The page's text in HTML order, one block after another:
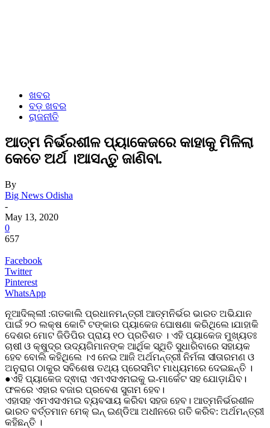
ଖବର
ବଡ଼ ଖବର
ରାଜନୀତି
ଆତ୍ମ ନିର୍ଭରଶୀଳ ପ୍ୟାକେଜରେ କାହାକୁ ମିଳିଲା
କେତେ ଅର୍ଥ ।ଆସନ୍ତୁ ଜାଣିବା.
By
Big News Odisha
-
May 13, 2020
0
657
Facebook
Twitter
Pinterest
WhatsApp
ନୂଆଦିଲ୍ଲୀ :ଗତକାଲି ପ୍ରଧାନମନ୍ତ୍ରୀ ଆତ୍ମନିର୍ଭର ଭାରତ ଅଭିଯାନ
ପାଇଁ ୨୦ ଲକ୍ଷ କୋଟି ଟଙ୍କାର ପ୍ୟାକେଜ ଘୋଷଣା କରିଥିଲେ।ଯାହାକି
ଦେଶର ମୋଟ ଜିଡିପିର ପ୍ରାୟ ୧୦ ପ୍ରତିଶତ । ଏହି ପ୍ୟାକେଜ ମୁଖ୍ୟତଃ
ଚାଷୀ ଓ କ୍ଷୁଦ୍ର ଉଦ୍ୟଗିମାନଙ୍କ ଆର୍ଥିକ ସ୍ଥିତି ସୁଧାରିବାରେ ସହାୟକ
ହେବ ବୋଲି କହିଥିଲେ ।ଏ ନେଇ ଆଜି ଅର୍ଥମନ୍ତ୍ରୀ ନିର୍ମଳା ସୀତାରମଣ ଓ
ଅନୁରାଗ ଠାକୁର ସବିଶେଷ ତଥ୍ୟ ପ୍ରେସମିଟ ମାଧ୍ୟମରେ ଦେଇଛନ୍ତି ।
●ଏହି ପ୍ୟାକେଜ ଦ୍ଵାରା ଏମଏସଏମଇକୁ ଇ-ମାର୍କେଟ ସହ ଯୋଡ଼ାଯିବ।
ଫଳରେ ଏହାର ବଜାର ପ୍ରବେଶ ସୁଗମ ହେବ।
ଏହାସହ ଏମଏସଏମଇ ବ୍ୟବସାୟ କରିବା ସହଜ ହେବ। ଆତ୍ମନିର୍ଭରଶୀଳ
ଭାରତ ବର୍ତ୍ତମାନ ମେକ୍ ଇନ୍ ଇଣ୍ଡିଆ ଅଧୀନରେ ଗତି କରିବ: ଅର୍ଥମନ୍ତ୍ରୀ
କହିଛନ୍ତି ।